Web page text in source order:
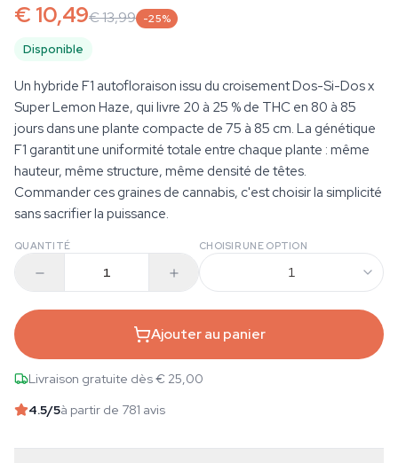
€ 10,49€ 13,99 -25%
Disponible
Un hybride F1 autofloraison issu du croisement Dos-Si-Dos x
Super Lemon Haze, qui livre 20 à 25 % de THC en 80 à 85
jours dans une plante compacte de 75 à 85 cm. La génétique
F1 garantit une uniformité totale entre chaque plante : même
hauteur, même structure, même densité de têtes.
Commander ces graines de cannabis, c'est choisir la simplicité
sans sacrifier la puissance.
QUANTITÉ CHOISIR UNE OPTION
1
Ajouter au panier
Livraison gratuite dès € 25,00
4.5/5à partir de 781 avis